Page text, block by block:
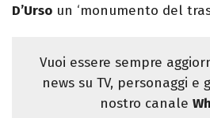
D’Urso un ‘monumento del
Vuoi essere sempre
news su TV, personaggi e
nostro canale